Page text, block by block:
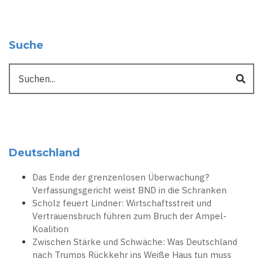
Suche
Deutschland
Das Ende der grenzenlosen Überwachung?
Verfassungsgericht weist BND in die Schranken
Scholz feuert Lindner: Wirtschaftsstreit und
Vertrauensbruch führen zum Bruch der Ampel-
Koalition
Zwischen Stärke und Schwäche: Was Deutschland
nach Trumps Rückkehr ins Weiße Haus tun muss